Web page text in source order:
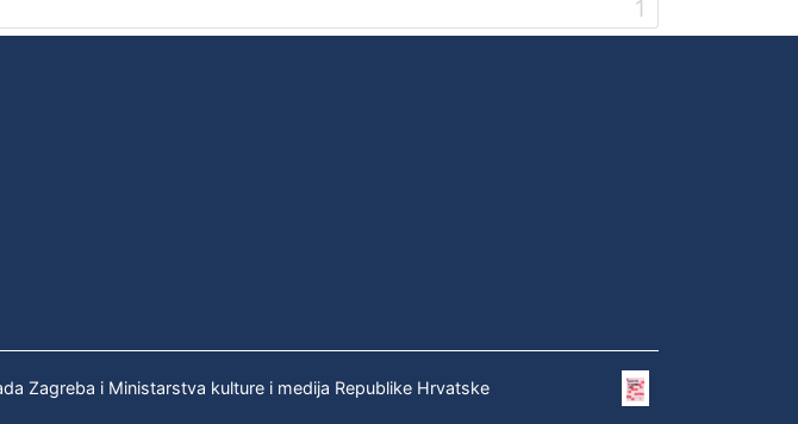
1
Zagreba i Ministarstva kulture i medija Republike Hrvatske